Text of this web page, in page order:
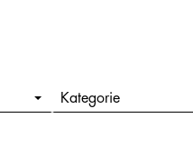
Kategorie